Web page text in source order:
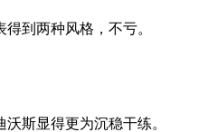
到两种风格，不亏。
斯显得更为沉稳干练。